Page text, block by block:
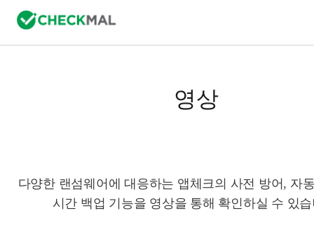
영상
다양한 랜섬웨어에 대응하는 앱체크의 사전 방어, 자
시간 백업 기능을 영상을 통해 확인하실 수 있